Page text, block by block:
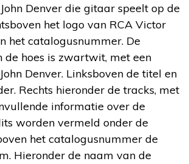
Denver die gitaar speelt op de
het logo van RCA Victor
het catalogusnummer. De
de hoes is zwartwit, met een
Denver. Linksboven de titel en
Rechts hieronder de tracks, met
informatie over de
worden vermeld onder de
het catalogusnummer de
Hieronder de naam van de